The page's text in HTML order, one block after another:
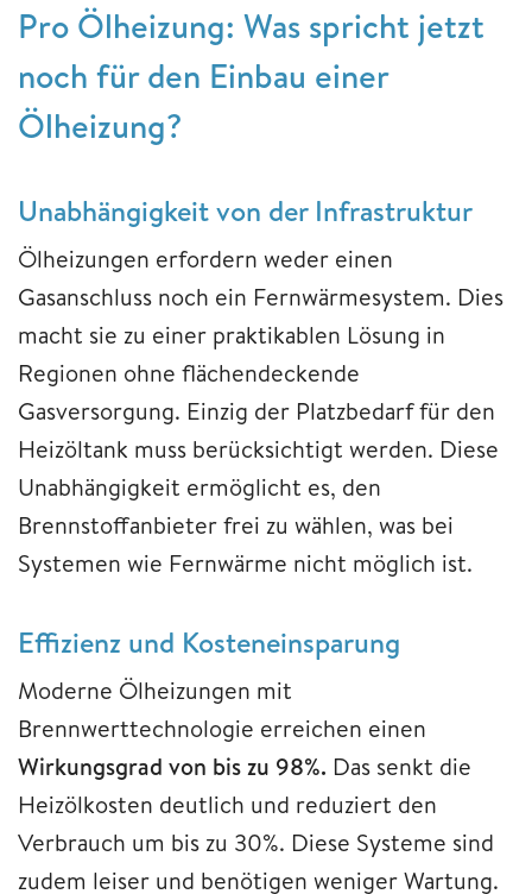
Pro Ölheizung: Was spricht jetzt
noch für den Einbau einer
Ölheizung?
Unabhängigkeit von der Infrastruktur
Ölheizungen erfordern weder einen
Gasanschluss noch ein Fernwärmesystem. Dies
macht sie zu einer praktikablen Lösung in
Regionen ohne flächendeckende
Gasversorgung. Einzig der Platzbedarf für den
Heizöltank muss berücksichtigt werden. Diese
Unabhängigkeit ermöglicht es, den
Brennstoffanbieter frei zu wählen, was bei
Systemen wie Fernwärme nicht möglich ist.
Effizienz und Kosteneinsparung
Moderne Ölheizungen mit
Brennwerttechnologie erreichen einen
Wirkungsgrad von bis zu 98%. Das senkt die
Heizölkosten deutlich und reduziert den
Verbrauch um bis zu 30%. Diese Systeme sind
zudem leiser und benötigen weniger Wartung.